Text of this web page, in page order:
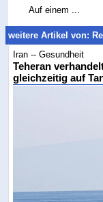
Auf einem ...
weitere Artikel von:
Iran -- Gesundheit
Teheran
gleichzeitig auf